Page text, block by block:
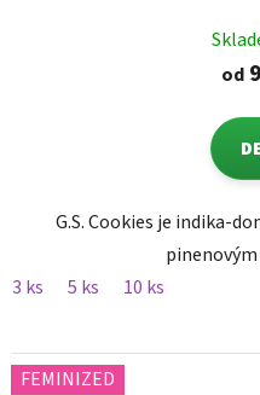
od
G.S. Cookies je indika-
3 ks
5 ks 10 ks
FEMINIZED